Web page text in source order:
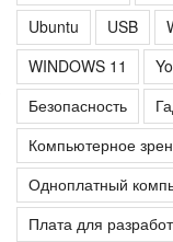
Ubuntu
USB
WINDOWS 11
Безопасность
Компьютерное
Одноплатный
Плата для